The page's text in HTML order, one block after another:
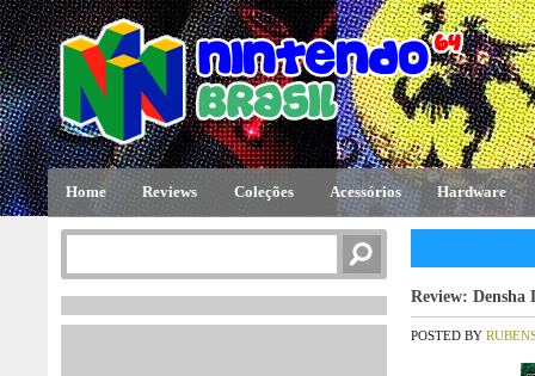
Home Reviews Coleções Acessórios Hardware
Review: Densha
POSTED BY